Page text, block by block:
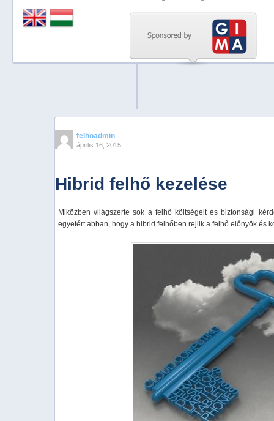
felhoadmin
április 16, 2015
Hibrid felhő kezelése
Miközben világszerte sok a felhő költségeit és biztonsági
egyetért abban, hogy a hibrid felhőben rejlik a felhő előnyök és